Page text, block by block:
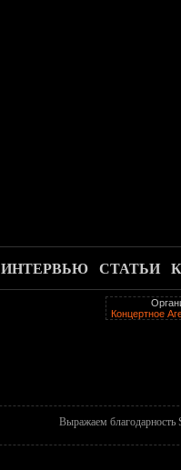
ИНТЕРВЬЮ СТАТЬИ
Концертное
Выражаем благодарность